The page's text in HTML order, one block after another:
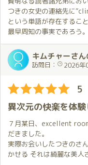
つきの女史の連絡先に
という単語が存在するこ
最早周知の事実であろう。
“clinic”とは
(病院・医科大学の付属)診
個人病院,クリニック,(病院
相談所,(ある特別の目的で
矯正所,(医学の)臨床講義(
(医学以外の)実地講座,セ
weblio英和和英
キムチャーさ
訪問日： 2026年
5
異次元の快楽を体
７月某日、excellent
だきました。
実際お会いしたつきのさ
かせる それは綺麗な美人